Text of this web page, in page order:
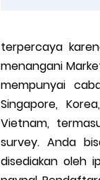
terpercaya
menangani
mempunyai
Singapore,
Vietnam,
survey. Anda
disediakan oleh